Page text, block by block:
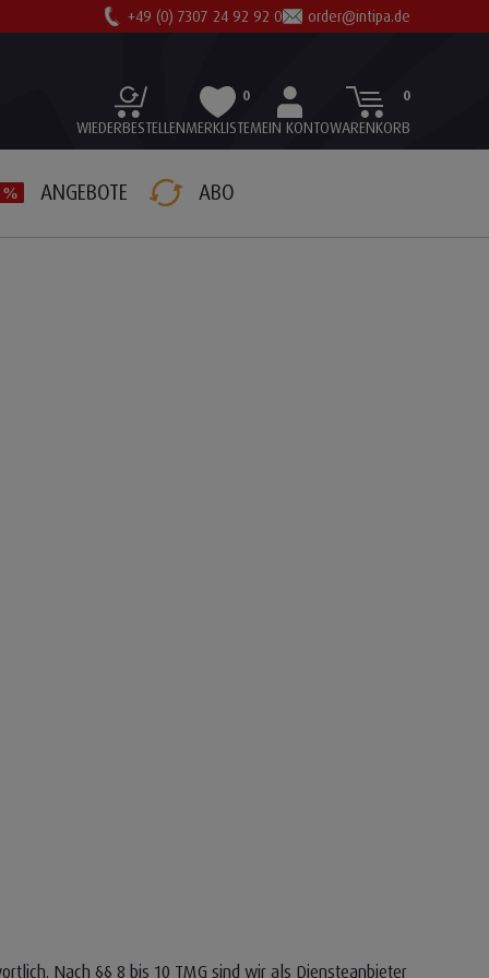
+49 (0) 7307 24 92 92 0 order@intipa.de
WIEDERBESTELLENMERKLISTE
0
MEIN KONTOWARENKORB
0
ANGEBOTE ABO
Nach §§ 8 bis 10 TMG sind wir als Diensteanbieter